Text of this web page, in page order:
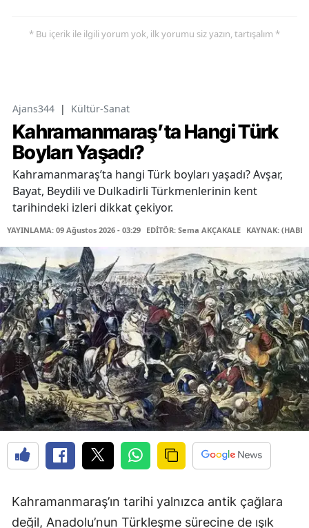
* Bu içerik ile ilgili yorum yok, ilk yorumu siz yazın, tartışalım *
Ajans344 | Kültür-Sanat
Kahramanmaraş’ta Hangi Türk
Boyları Yaşadı?
Kahramanmaraş’ta hangi Türk boyları yaşadı? Avşar,
Bayat, Beydili ve Dulkadirli Türkmenlerinin kent
tarihindeki izleri dikkat çekiyor.
YAYINLAMA: 09 Ağustos 2026 - 03:29 EDİTÖR: Sema AKÇAKALE KAYNAK:
Kahramanmaraş’ın tarihi yalnızca antik çağlara
değil, Anadolu’nun Türkleşme sürecine de ışık